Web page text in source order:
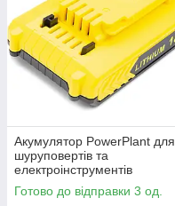
Акумулятор PowerPlant для
шуруповертів та
електроінструментів
STANLEY 18V 2.5Ah Li-ion
(FMC687L)
Готово до відправки 3 од.